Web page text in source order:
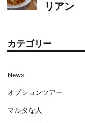
リアン
カテゴリー
News
オプションツアー
マルタな人